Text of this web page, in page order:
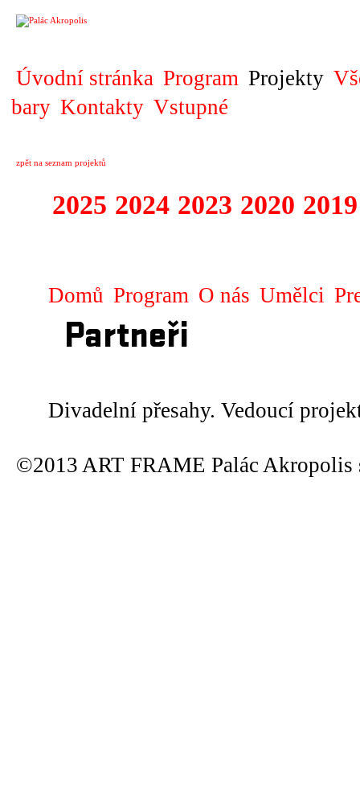
Úvodní stránka Program Projekty
bary Kontakty Vstupné
zpět na seznam projektů
2025 2024 2023 2020 2019
Domů Program O nás Umělci
Partneři
Divadelní přesahy. Vedoucí
©2013 ART FRAME Palác Akropolis